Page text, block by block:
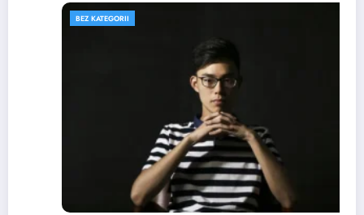
BEZ KATEGORII